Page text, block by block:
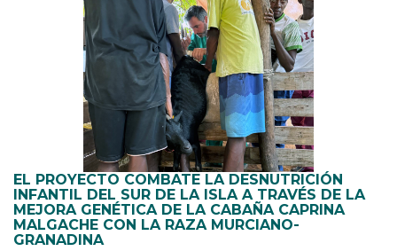
EL PROYECTO COMBATE LA DESNUTRICIÓN
INFANTIL DEL SUR DE LA ISLA A TRAVÉS DE LA
MEJORA GENÉTICA DE LA CABAÑA CAPRINA
MALGACHE CON LA RAZA MURCIANO-
GRANADINA